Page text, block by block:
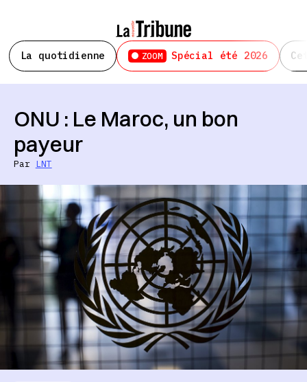
La quotidienne ZOOM Spécial été 2026
ONU : Le Maroc, un bon
payeur
Par LNT